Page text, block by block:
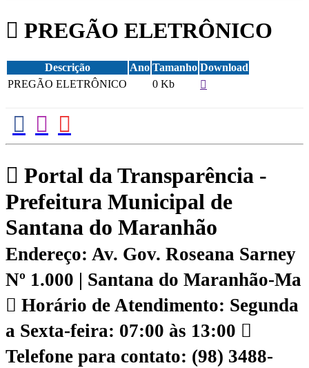
PREGÃO ELETRÔNICO
Descrição Ano Tamanho Download
PREGÃO ELETRÔNICO
0 Kb
Portal da Transparência -
Prefeitura Municipal de
Santana do Maranhão
Endereço: Av. Gov. Roseana Sarney
Nº 1.000 | Santana do Maranhão-Ma
Horário de Atendimento: Segunda
a Sexta-feira: 07:00 às 13:00
Telefone para contato: (98) 3488-